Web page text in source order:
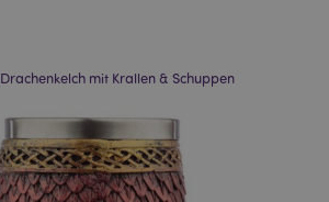
Drachenkelch mit Krallen & Schuppen